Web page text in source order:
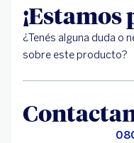
¿Tenés alguna duda o
sobre este producto?